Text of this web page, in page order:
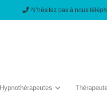
N’hésitez pas à nous
Hypnothérapeutes